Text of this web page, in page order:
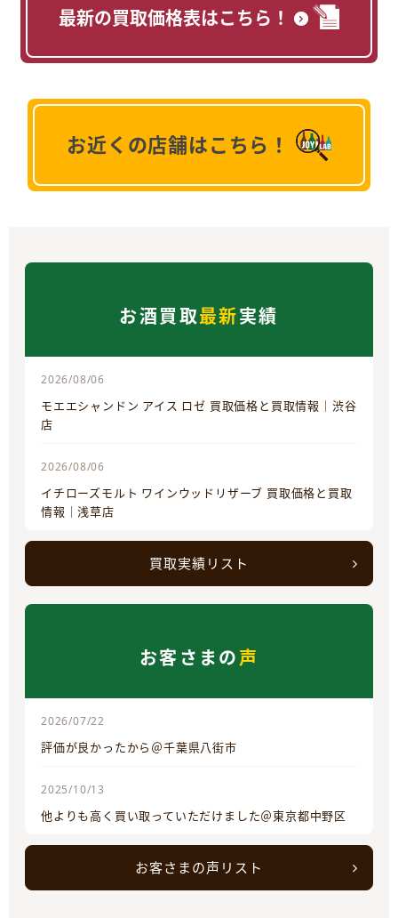
最新の買取価格表はこちら！
お近くの店舗はこちら！
お酒買取最新実績
2026/08/06
モエエシャンドン アイス ロゼ 買取価格と買取情報｜渋谷
店
2026/08/06
イチローズモルト ワインウッドリザーブ 買取価格と買取
情報｜浅草店
買取実績リスト
お客さまの声
2026/07/22
評価が良かったから＠千葉県八街市
2025/10/13
他よりも高く買い取っていただけました＠東京都中野区
お客さまの声リスト